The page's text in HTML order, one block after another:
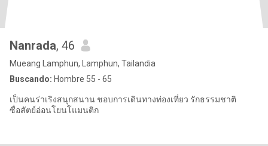
Nanrada, 46
Mueang Lamphun, Lamphun, Tailandia
Buscando: Hombre 55 - 65
เป็นคนร่าเริง​สนุกสนาน​ ชอบการเดินทางท่องเที่ยว​ รักธรรมชาติ​
ซื่อสัตย์​อ่อนโยน​โแมนติก